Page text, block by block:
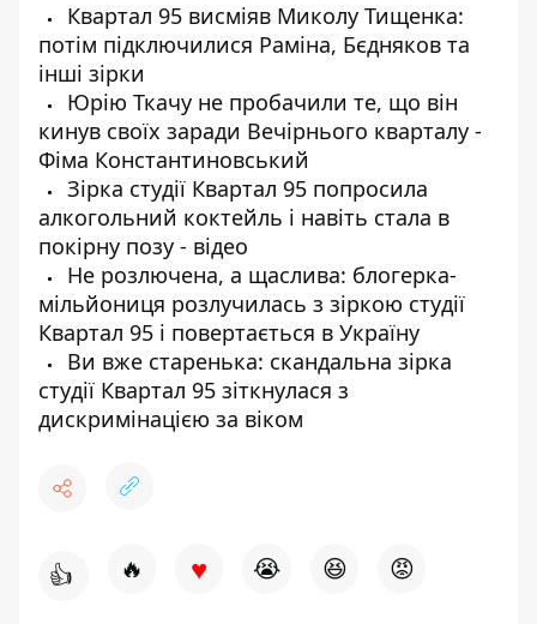
Квартал 95 висміяв Миколу Тищенка:
потім підключилися Раміна, Бєдняков та
інші зірки
Юрію Ткачу не пробачили те, що він
кинув своїх заради Вечірнього кварталу -
Фіма Константиновський
Зірка студії Квартал 95 попросила
алкогольний коктейль і навіть стала в
покірну позу - відео
Не розлючена, а щаслива: блогерка-
мільйониця розлучилась з зіркою студії
Квартал 95 і повертається в Україну
Ви вже старенька: скандальна зірка
студії Квартал 95 зіткнулася з
дискримінацією за віком
👍 🔥 ♥ 😭 😆 😡